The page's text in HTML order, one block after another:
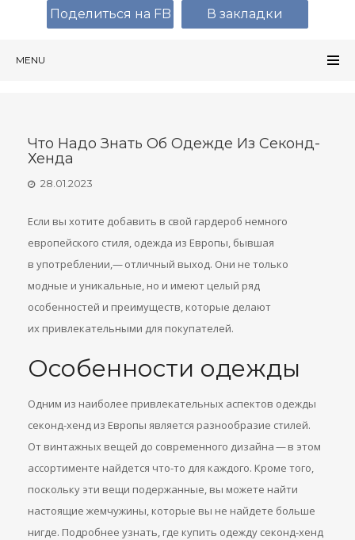
MENU
Что Надо Знать Об Одежде Из Секонд-
Хенда
28.01.2023
Если вы хотите добавить в свой гардероб немного
европейского стиля, одежда из Европы, бывшая
в употреблении,— отличный выход. Они не только
модные и уникальные, но и имеют целый ряд
особенностей и преимуществ, которые делают
их привлекательными для покупателей.
Особенности одежды
Одним из наиболее привлекательных аспектов одежды
секонд-хенд из Европы является разнообразие стилей.
От винтажных вещей до современного дизайна — в этом
ассортименте найдется что-то для каждого. Кроме того,
поскольку эти вещи подержанные, вы можете найти
настоящие жемчужины, которые вы не найдете больше
нигде. Подробнее узнать, где купить одежду секонд-хенд
Поделиться на FB В закладки